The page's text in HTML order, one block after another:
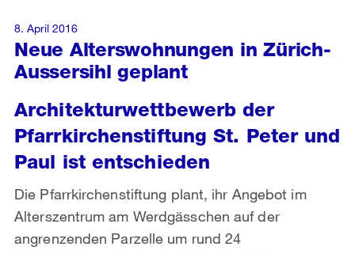
Neue Alterswohnungen in Zürich-
Aussersihl geplant
Architekturwettbewerb der
Pfarrkirchenstiftung St. Peter und
Paul ist entschieden
Die Pfarrkirchenstiftung plant, ihr Angebot im
Alterszentrum am Werdgässchen auf der
angrenzenden Parzelle um rund 24
8. April 2016